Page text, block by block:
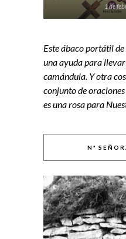
1 de
Este ábaco portátil
una ayuda para
camándula. Y otra
conjunto de
es una rosa para
Nª